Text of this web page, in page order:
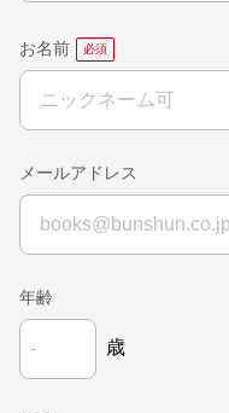
お名前
メールアドレス
年齢
歳